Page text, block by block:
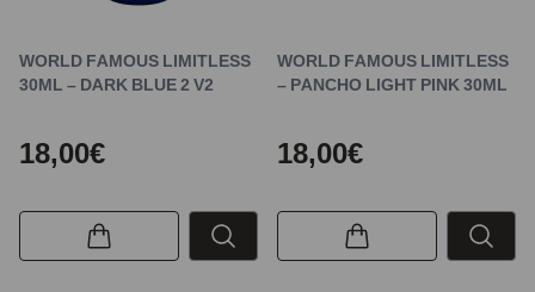
WORLD FAMOUS LIMITLESS
30ML – DARK BLUE 2 V2
18,00€
WORLD FAMOUS LIMITLESS
– PANCHO LIGHT PINK 30ML
18,00€